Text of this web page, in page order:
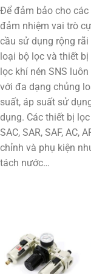
Để đảm bảo cho
đảm nhiệm vai trò
cầu sử dụng rộng
loại bộ lọc và thiết
lọc khí nén SNS
với đa dạng chủng
suất, áp suất sử
dụng. Các thiết bị
SAC, SAR, SAF, AC,
chỉnh và phụ kiện
tách nước…